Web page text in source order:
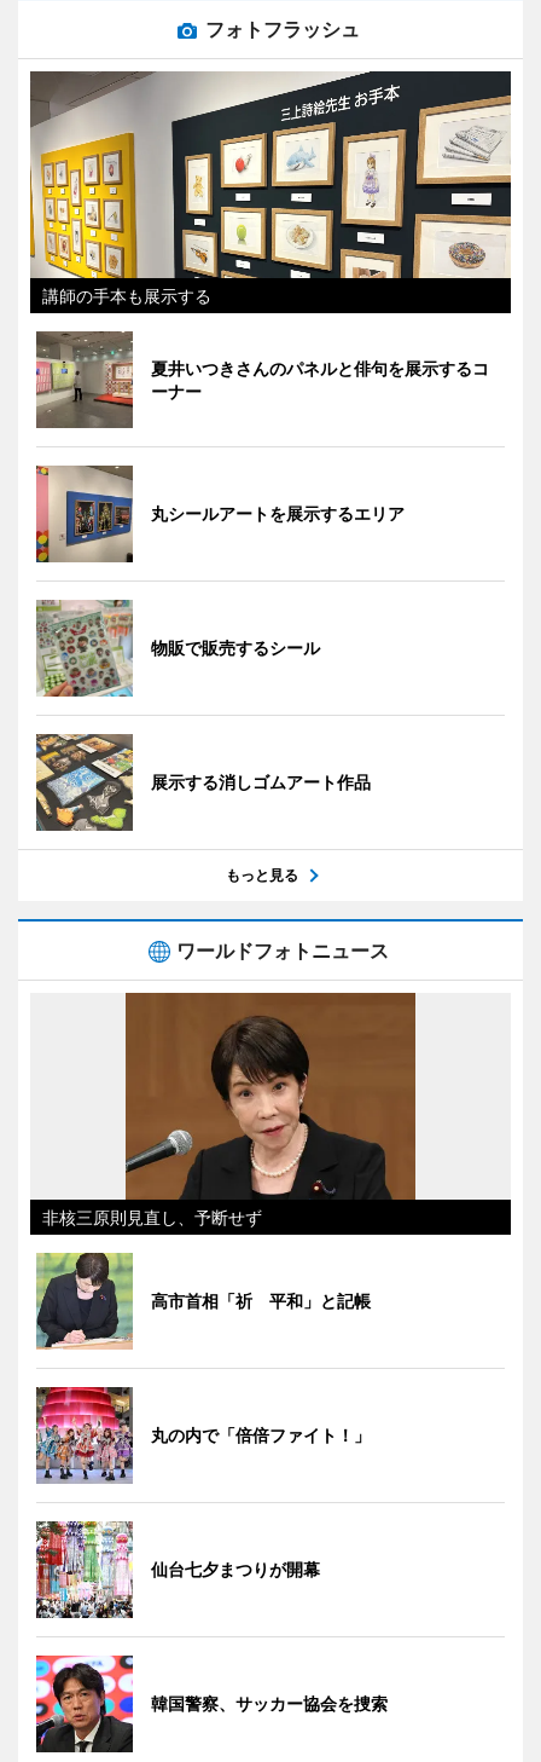
フォトフラッシュ
講師の手本も展示する
夏井いつきさんのパネルと俳句を展示するコ
ーナー
丸シールアートを展示するエリア
物販で販売するシール
展示する消しゴムアート作品
もっと見る
ワールドフォトニュース
非核三原則見直し、予断せず
高市首相「祈 平和」と記帳
丸の内で「倍倍ファイト！」
仙台七夕まつりが開幕
韓国警察、サッカー協会を捜索